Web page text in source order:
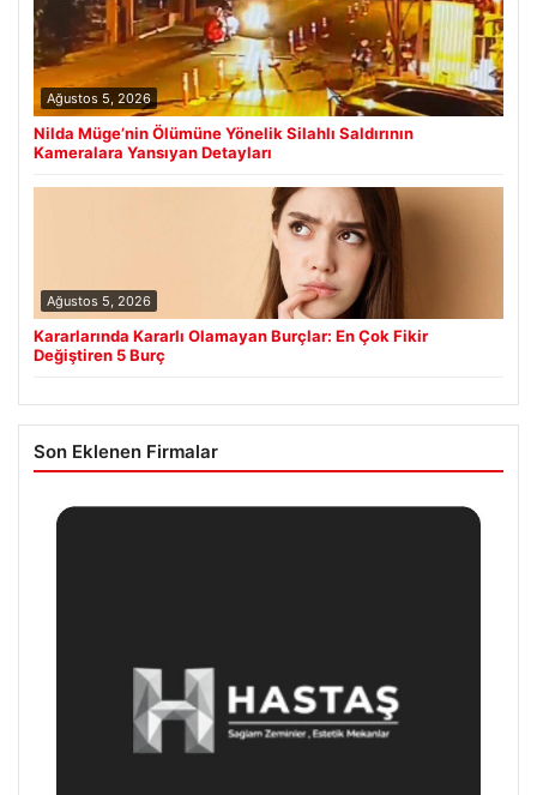
Ağustos 5, 2026
Nilda Müge’nin Ölümüne Yönelik Silahlı Saldırının
Kameralara Yansıyan Detayları
Ağustos 5, 2026
Kararlarında Kararlı Olamayan Burçlar: En Çok Fikir
Değiştiren 5 Burç
Son Eklenen Firmalar